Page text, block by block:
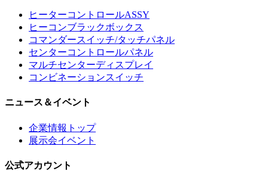
ヒーターコントロールASSY
ヒーコンブラックボックス
コマンダースイッチ/タッチパネル
センターコントロールパネル
マルチセンターディスプレイ
コンビネーションスイッチ
ニュース＆イベント
企業情報トップ
展示会イベント
公式アカウント